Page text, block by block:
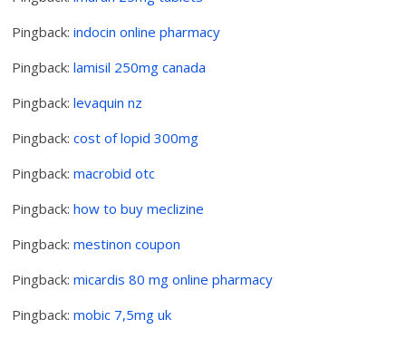
Pingback:indocin online pharmacy
Pingback:lamisil 250mg canada
Pingback:levaquin nz
Pingback:cost of lopid 300mg
Pingback:macrobid otc
Pingback:how to buy meclizine
Pingback:mestinon coupon
Pingback:micardis 80 mg online pharmacy
Pingback:mobic 7,5mg uk